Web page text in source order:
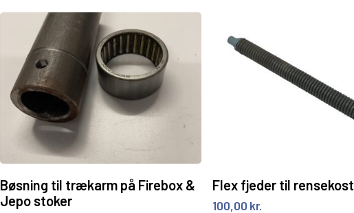
Tilføj til kurv
Bøsning til trækarm på Firebox &
Jepo stoker
Flex fjeder til rensekost
100,00 kr.